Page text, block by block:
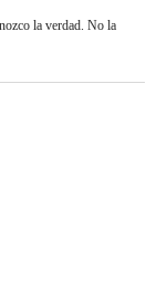
la verdad. No la